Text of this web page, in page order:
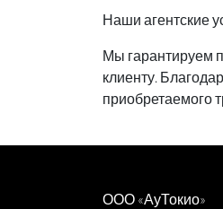
Наши агентские
Мы гарантируем
клиенту.
приобретаемого
ООО «АуТокио»